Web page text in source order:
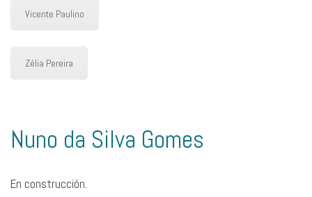
Vicente Paulino
Zélia Pereira
Nuno da Silva Gomes
En construcción.